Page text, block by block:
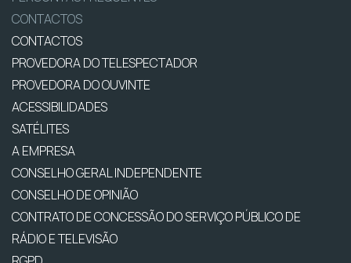
CONTACTOS
CONTACTOS
PROVEDORA DO TELESPECTADOR
PROVEDORA DO OUVINTE
ACESSIBILIDADES
SATÉLITES
A EMPRESA
CONSELHO GERAL INDEPENDENTE
CONSELHO DE OPINIÃO
CONTRATO DE CONCESSÃO DO SERVIÇO PÚBLICO DE
RÁDIO E TELEVISÃO